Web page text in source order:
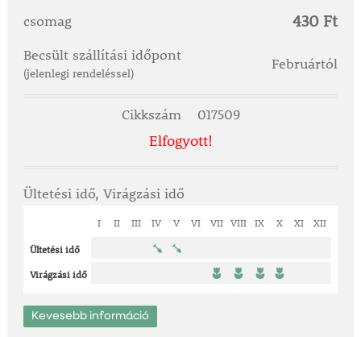
csomag
430 Ft
Becsült szállítási időpont
(jelenlegi rendeléssel)
Februártól
Cikkszám 017509
Elfogyott!
Ültetési idő, Virágzási idő
I II III IV V VI VII VIII IX X XI XII
Ültetési idő
Virágzási idő
Kevesebb információ